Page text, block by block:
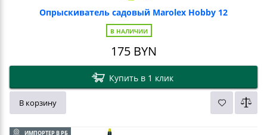
Опрыскиватель садовый Marolex Hobby 12
В НАЛИЧИИ
175BYN
Купить в 1 клик
В корзину
ИМПОРТЕР В РБ